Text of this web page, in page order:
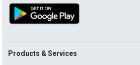
Products & Services